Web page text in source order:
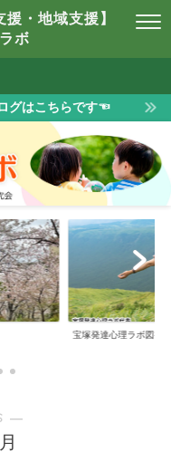
・地域支援】
ボ
グはこちらです☜
宝塚発達心理ラボ図書
―